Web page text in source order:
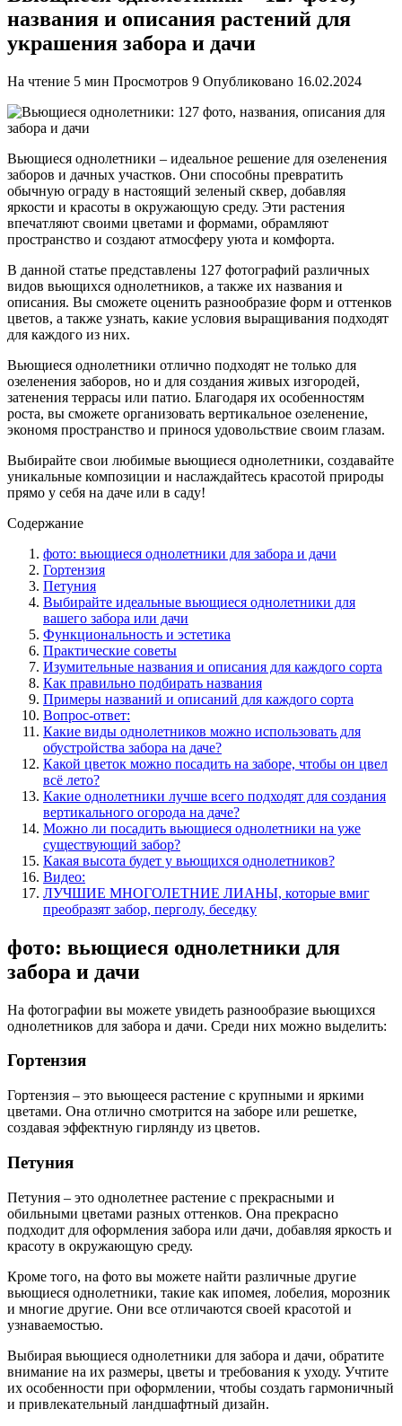
названия и описания растений для
украшения забора и дачи
На чтение 5 мин Просмотров 9 Опубликовано 16.02.2024
Вьющиеся однолетники – идеальное решение для озеленения
заборов и дачных участков. Они способны превратить
обычную ограду в настоящий зеленый сквер, добавляя
яркости и красоты в окружающую среду. Эти растения
впечатляют своими цветами и формами, обрамляют
пространство и создают атмосферу уюта и комфорта.
В данной статье представлены 127 фотографий различных
видов вьющихся однолетников, а также их названия и
описания. Вы сможете оценить разнообразие форм и оттенков
цветов, а также узнать, какие условия выращивания подходят
для каждого из них.
Вьющиеся однолетники отлично подходят не только для
озеленения заборов, но и для создания живых изгородей,
затенения террасы или патио. Благодаря их особенностям
роста, вы сможете организовать вертикальное озеленение,
экономя пространство и принося удовольствие своим глазам.
Выбирайте свои любимые вьющиеся однолетники, создавайте
уникальные композиции и наслаждайтесь красотой природы
прямо у себя на даче или в саду!
Содержание
фото: вьющиеся однолетники для забора и дачи
Гортензия
Петуния
Выбирайте идеальные вьющиеся однолетники для
вашего забора или дачи
Функциональность и эстетика
Практические советы
Изумительные названия и описания для каждого сорта
Как правильно подбирать названия
Примеры названий и описаний для каждого сорта
Вопрос-ответ:
Какие виды однолетников можно использовать для
обустройства забора на даче?
Какой цветок можно посадить на заборе, чтобы он цвел
всё лето?
Какие однолетники лучше всего подходят для создания
вертикального огорода на даче?
Можно ли посадить вьющиеся однолетники на уже
существующий забор?
Какая высота будет у вьющихся однолетников?
Видео:
ЛУЧШИЕ МНОГОЛЕТНИЕ ЛИАНЫ, которые вмиг
преобразят забор, перголу, беседку
фото: вьющиеся однолетники для
забора и дачи
На фотографии вы можете увидеть разнообразие вьющихся
однолетников для забора и дачи. Среди них можно выделить:
Гортензия
Гортензия – это вьющееся растение с крупными и яркими
цветами. Она отлично смотрится на заборе или решетке,
создавая эффектную гирлянду из цветов.
Петуния
Петуния – это однолетнее растение с прекрасными и
обильными цветами разных оттенков. Она прекрасно
подходит для оформления забора или дачи, добавляя яркость и
красоту в окружающую среду.
Кроме того, на фото вы можете найти различные другие
вьющиеся однолетники, такие как ипомея, лобелия, морозник
и многие другие. Они все отличаются своей красотой и
узнаваемостью.
Выбирая вьющиеся однолетники для забора и дачи, обратите
внимание на их размеры, цветы и требования к уходу. Учтите
их особенности при оформлении, чтобы создать гармоничный
и привлекательный ландшафтный дизайн.